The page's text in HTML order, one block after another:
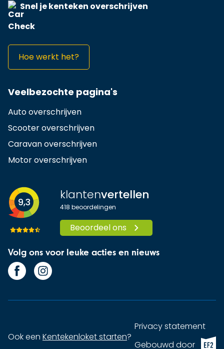
Snel je kenteken overschrijven
Hoe werkt het?
Veelbezochte pagina's
Auto overschrijven
Scooter overschrijven
Caravan overschrijven
Motor overschrijven
9,3 klantenvertellen
418 beoordelingen
Beoordeel ons
Volg ons voor leuke acties en nieuws
Ook een Kentekenloket starten?
Privacy statement
Gebouwd doorEF2